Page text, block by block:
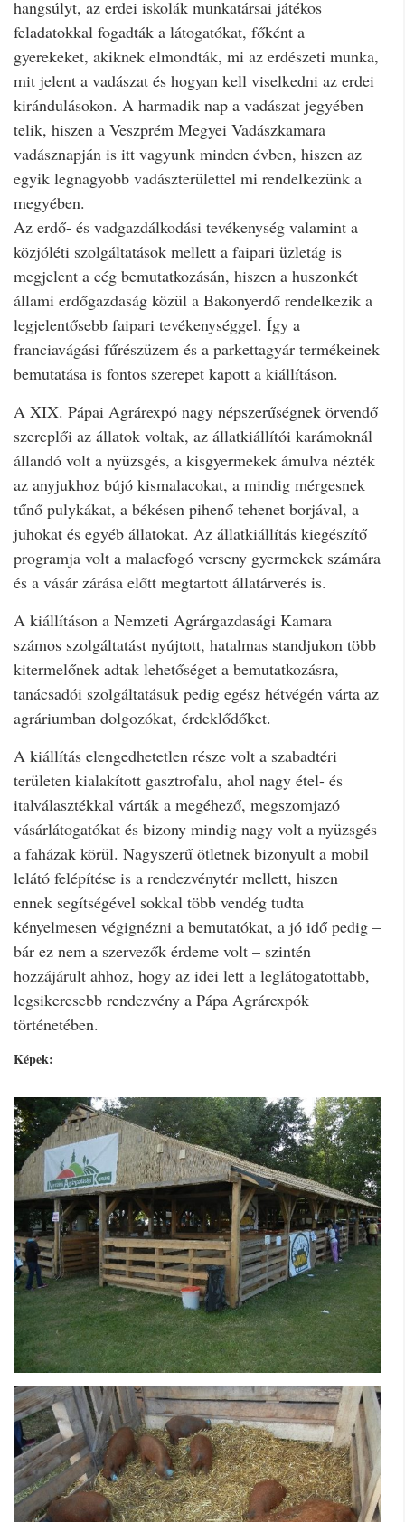
hangsúlyt, az erdei iskolák munkatársai játékos
feladatokkal fogadták a látogatókat, főként a
gyerekeket, akiknek elmondták, mi az erdészeti munka,
mit jelent a vadászat és hogyan kell viselkedni az erdei
kirándulásokon. A harmadik nap a vadászat jegyében
telik, hiszen a Veszprém Megyei Vadászkamara
vadásznapján is itt vagyunk minden évben, hiszen az
egyik legnagyobb vadászterülettel mi rendelkezünk a
megyében.
Az erdő- és vadgazdálkodási tevékenység valamint a
közjóléti szolgáltatások mellett a faipari üzletág is
megjelent a cég bemutatkozásán, hiszen a huszonkét
állami erdőgazdaság közül a Bakonyerdő rendelkezik a
legjelentősebb faipari tevékenységgel. Így a
franciavágási fűrészüzem és a parkettagyár termékeinek
bemutatása is fontos szerepet kapott a kiállításon.
A XIX. Pápai Agrárexpó nagy népszerűségnek örvendő
szereplői az állatok voltak, az állatkiállítói karámoknál
állandó volt a nyüzsgés, a kisgyermekek ámulva nézték
az anyjukhoz bújó kismalacokat, a mindig mérgesnek
tűnő pulykákat, a békésen pihenő tehenet borjával, a
juhokat és egyéb állatokat. Az állatkiállítás kiegészítő
programja volt a malacfogó verseny gyermekek számára
és a vásár zárása előtt megtartott állatárverés is.
A kiállításon a Nemzeti Agrárgazdasági Kamara
számos szolgáltatást nyújtott, hatalmas standjukon több
kitermelőnek adtak lehetőséget a bemutatkozásra,
tanácsadói szolgáltatásuk pedig egész hétvégén várta az
agráriumban dolgozókat, érdeklődőket.
A kiállítás elengedhetetlen része volt a szabadtéri
területen kialakított gasztrofalu, ahol nagy étel- és
italválasztékkal várták a megéhező, megszomjazó
vásárlátogatókat és bizony mindig nagy volt a nyüzsgés
a faházak körül. Nagyszerű ötletnek bizonyult a mobil
lelátó felépítése is a rendezvénytér mellett, hiszen
ennek segítségével sokkal több vendég tudta
kényelmesen végignézni a bemutatókat, a jó idő pedig –
bár ez nem a szervezők érdeme volt – szintén
hozzájárult ahhoz, hogy az idei lett a leglátogatottabb,
legsikeresebb rendezvény a Pápa Agrárexpók
történetében.
Képek: